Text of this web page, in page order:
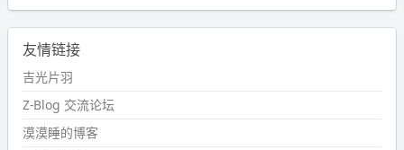
wdssmq
2024-09-11 08:45:43
#PubWord
然后天凉了，为了应对踢被子买了睡袋，不知道 1.2 米会不
会略窄。。
wdssmq
2024-09-09 19:43:00
友情链接
吉光片羽
Z-Blog 交流论坛
漠漠睡的博客